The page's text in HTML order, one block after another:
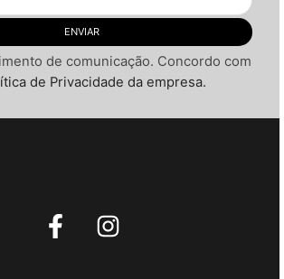
de comunicação. Concordo com
de Privacidade da empresa.